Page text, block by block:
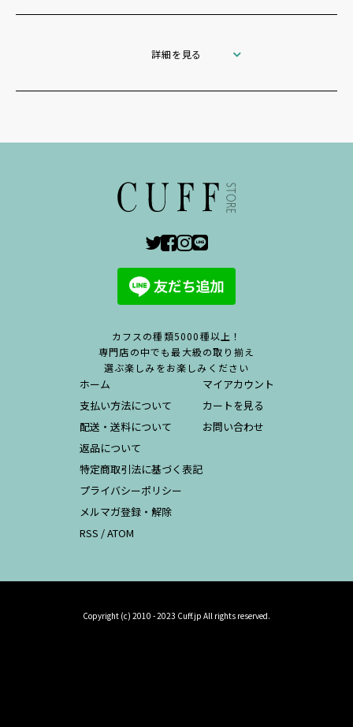
詳細を見る
カフスの種類5000種以上！
専門店の中でも最大級の取り揃え
選ぶ楽しみをお楽しみください
ホーム
支払い方法について
配送・送料について
返品について
特定商取引法に基づく表記
プライバシーポリシー
メルマガ登録・解除
RSS /ATOM
マイアカウント
カートを見る
お問い合わせ
Copyright (c) 2010 - 2023 Cuff.jp All rights reserved.